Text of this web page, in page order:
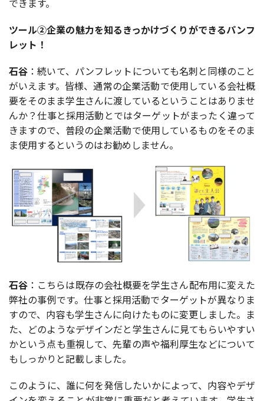
できます。
ツール②企業の魅力を知るきっかけづくりができるパンフ
レット！
石谷 ：続いて、パンフレットについても名刺と同様のこと
がいえます。皆様、通常の企業活動で使用している会社概
要をそのまま学生さんに渡しているということはありませ
んか？仕事と採用活動とではターゲットがまったく違って
きますので、普段の企業活動で使用しているものをそのま
ま使用するというのはお勧めしません。
石谷 ：こちらは既存の会社概要を学生さん配布用に変えた
弊社の事例です。仕事と採用活動でターゲットが異なりま
すので、内容も学生さんに向けたものに変更しました。ま
た、どのようなデザインだと学生さんに見てもらいやすい
かという点も重視して、先輩の声や福利厚生などについて
もしっかりと記載しました。
このように、誰に何を発信したいかによって、内容やデザ